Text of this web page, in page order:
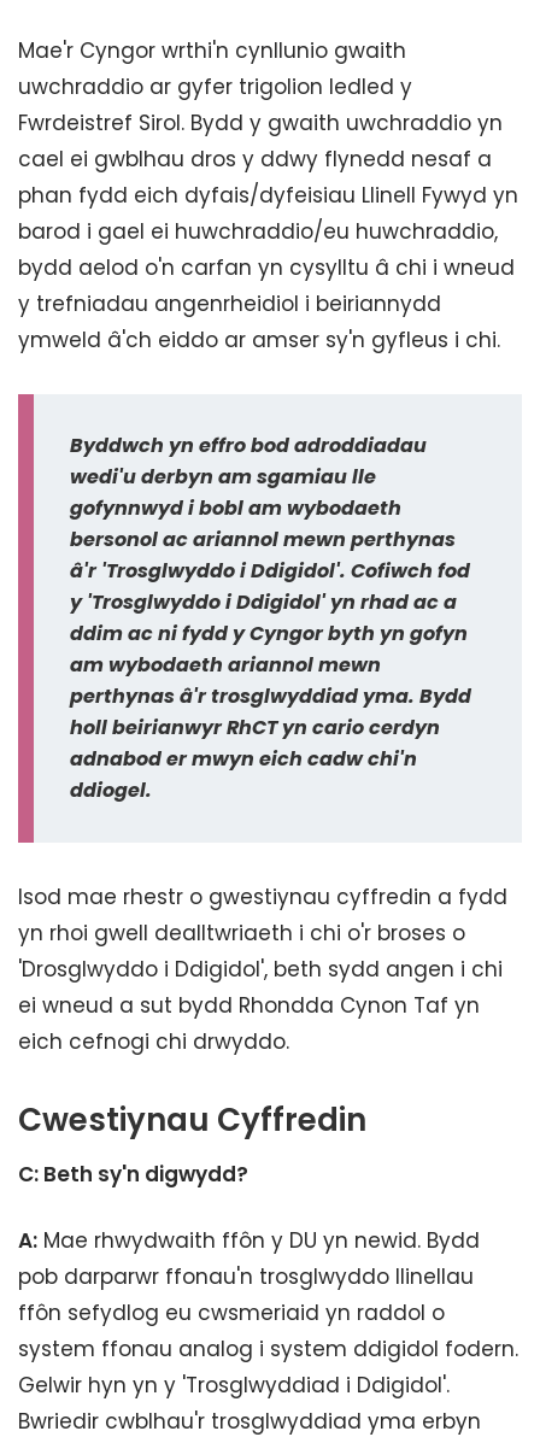
Mae'r Cyngor wrthi'n cynllunio gwaith
uwchraddio ar gyfer trigolion ledled y
Fwrdeistref Sirol. Bydd y gwaith uwchraddio yn
cael ei gwblhau dros y ddwy flynedd nesaf a
phan fydd eich dyfais/dyfeisiau Llinell Fywyd yn
barod i gael ei huwchraddio/eu huwchraddio,
bydd aelod o'n carfan yn cysylltu â chi i wneud
y trefniadau angenrheidiol i beiriannydd
ymweld â'ch eiddo ar amser sy'n gyfleus i chi.
Byddwch yn effro bod adroddiadau
wedi'u derbyn am sgamiau lle
gofynnwyd i bobl am wybodaeth
bersonol ac ariannol mewn perthynas
â'r 'Trosglwyddo i Ddigidol'. Cofiwch fod
y 'Trosglwyddo i Ddigidol' yn rhad ac a
ddim ac ni fydd y Cyngor byth yn gofyn
am wybodaeth ariannol mewn
perthynas â'r trosglwyddiad yma. Bydd
holl beirianwyr RhCT yn cario cerdyn
adnabod er mwyn eich cadw chi'n
ddiogel.
Isod mae rhestr o gwestiynau cyffredin a fydd
yn rhoi gwell dealltwriaeth i chi o'r broses o
'Drosglwyddo i Ddigidol', beth sydd angen i chi
ei wneud a sut bydd Rhondda Cynon Taf yn
eich cefnogi chi drwyddo.
Cwestiynau Cyffredin
C: Beth sy'n digwydd?
A: Mae rhwydwaith ffôn y DU yn newid. Bydd
pob darparwr ffonau'n trosglwyddo llinellau
ffôn sefydlog eu cwsmeriaid yn raddol o
system ffonau analog i system ddigidol fodern.
Gelwir hyn yn y 'Trosglwyddiad i Ddigidol'.
Bwriedir cwblhau'r trosglwyddiad yma erbyn